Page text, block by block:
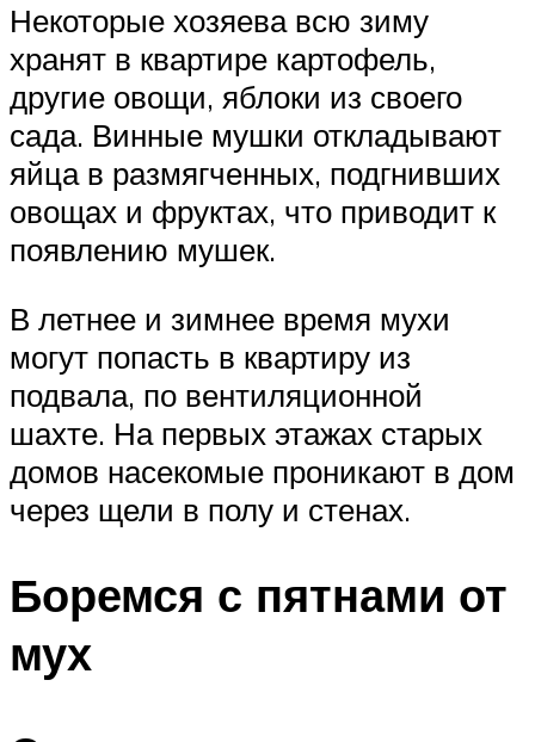
Некоторые хозяева всю зиму
хранят в квартире картофель,
другие овощи, яблоки из своего
сада. Винные мушки откладывают
яйца в размягченных, подгнивших
овощах и фруктах, что приводит к
появлению мушек.
В летнее и зимнее время мухи
могут попасть в квартиру из
подвала, по вентиляционной
шахте. На первых этажах старых
домов насекомые проникают в дом
через щели в полу и стенах.
Боремся с пятнами от
мух